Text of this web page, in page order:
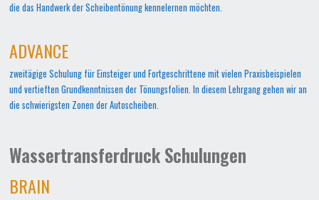
die das Handwerk der Scheibentönung kennelernen möchten.
ADVANCE
zweitägige Schulung für Einsteiger und Fortgeschrittene mit vielen Praxisbeispielen
und vertieften Grundkenntnissen der Tönungsfolien. In diesem Lehrgang gehen wir an
die schwierigsten Zonen der Autoscheiben.
Wassertransferdruck Schulungen
BRAIN